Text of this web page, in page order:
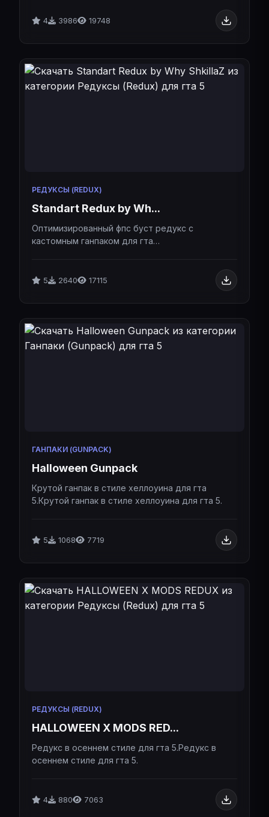
4 3986 19748
РЕДУКСЫ (REDUX)
Standart Redux by Wh...
Оптимизированный фпс буст редукс с
кастомным ганпаком для гта
5 2640 17115
ГАНПАКИ (GUNPACK)
Halloween Gunpack
Крутой ганпак в стиле хеллоуина для гта
5.Крутой ганпак в стиле хеллоуина для гта 5.
5 1068 7719
РЕДУКСЫ (REDUX)
HALLOWEEN X MODS RED...
Редукс в осеннем стиле для гта 5.Редукс в
осеннем стиле для гта 5.
4 880 7063